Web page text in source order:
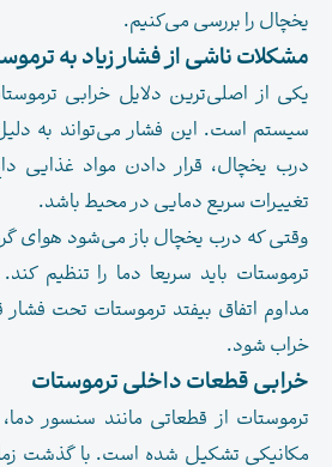
یخچال را بررسی می‌کنیم.
مشکلات ناشی از فشار زیاد به
یکی از اصلی‌ترین دلایل خرابی
سیستم است. این فشار می‌تواند به
درب یخچال، قرار دادن مواد غذایی
تغییرات سریع دمایی در محیط باشد.
وقتی که درب یخچال باز می‌شود هوای
ترموستات باید سریعا دما را تنظیم
مداوم اتفاق بیفتد ترموستات تحت
خراب شود.
خرابی قطعات داخلی ترموستات
ترموستات از قطعاتی مانند سنسور
مکانیکی تشکیل شده است. با گذشت